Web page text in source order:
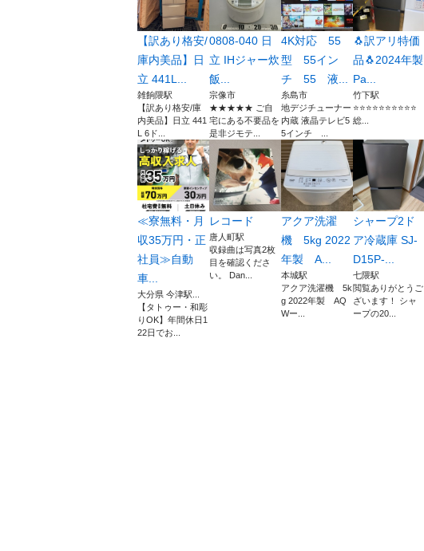
【訳あり格安/
庫内美品】日
立 441L...
雑餉隈駅
【訳あり格安/庫
内美品】日立 441
L 6ド...
0808-040 日
立 IHジャー炊
飯...
宗像市
★★★★★ ご自
宅にある不要品を
是非ジモテ...
4K対応 55
型 55イン
チ 55 液...
糸島市
地デジチューナー
内蔵 液晶テレビ5
5インチ ...
🐧訳アリ特価
品🐧2024年製
Pa...
竹下駅
⭐️⭐️⭐️⭐️⭐️⭐️⭐️⭐️⭐️⭐
総...
≪寮無料・月
収35万円・正
社員≫自動
車...
大分県 今津駅...
【タトゥー・和彫
りOK】年間休日1
22日でお...
レコード
唐人町駅
収録曲は写真2枚
目を確認くださ
い。 Dan...
アクア洗濯
機 5kg 2022
年製 A...
本城駅
アクア洗濯機 5k
g 2022年製 AQ
Wー...
シャープ2ド
ア冷蔵庫 SJ-
D15P-...
七隈駅
閲覧ありがとうご
ざいます！ シャ
ープの20...